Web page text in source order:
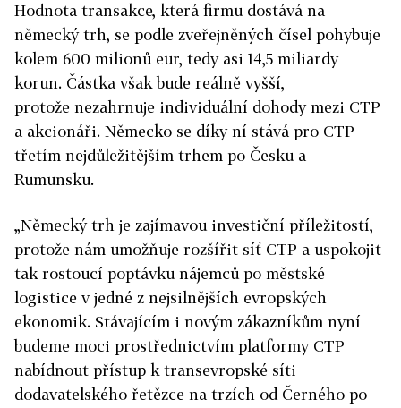
Hodnota transakce, která firmu dostává na
německý trh, se podle zveřejněných čísel pohybuje
kolem 600 milionů eur, tedy asi 14,5 miliardy
korun. Částka však bude reálně vyšší,
protože nezahrnuje individuální dohody mezi CTP
a akcionáři. Německo se díky ní stává pro CTP
třetím nejdůležitějším trhem po Česku a
Rumunsku.
„Německý trh je zajímavou investiční příležitostí,
protože nám umožňuje rozšířit síť CTP a uspokojit
tak rostoucí poptávku nájemců po městské
logistice v jedné z nejsilnějších evropských
ekonomik. Stávajícím i novým zákazníkům nyní
budeme moci prostřednictvím platformy CTP
nabídnout přístup k transevropské síti
dodavatelského řetězce na trzích od Černého po